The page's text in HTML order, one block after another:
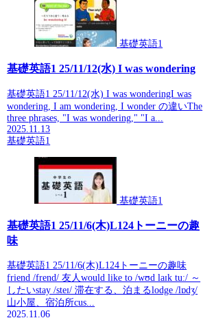
基礎英語1
基礎英語1 25/11/12(水) I was wondering
基礎英語1 25/11/12(水) I was wonderingI was
wondering, I am wondering, I wonder の違いThe
three phrases, "I was wondering," "I a...
2025.11.13
基礎英語1
基礎英語1
基礎英語1 25/11/6(木)L124トーニーの趣
味
基礎英語1 25/11/6(木)L124トーニーの趣味
friend /frend/ 友人would like to /wʊd laɪk tuː/ ～
したいstay /steɪ/ 滞在する、泊まるlodge /lɒdʒ/
山小屋、宿泊所cus...
2025.11.06